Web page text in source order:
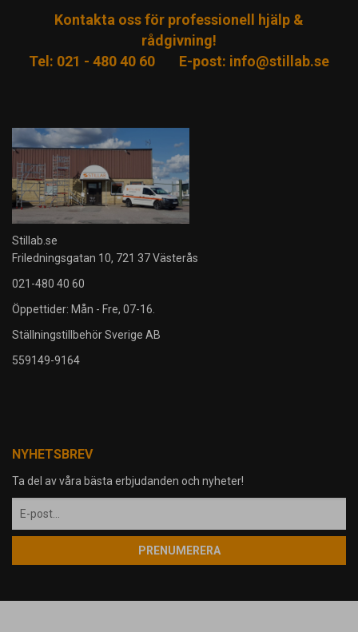
Kontakta oss för professionell hjälp &
rådgivning!
Tel: 021 - 480 40 60
E-post: info@stillab.se
Stillab.se
Friledningsgatan 10, 721 37 Västerås
021-480 40 60
Öppettider: Mån - Fre, 07-16.
Ställningstillbehör Sverige AB
559149-9164
NYHETSBREV
Ta del av våra bästa erbjudanden och nyheter!
PRENUMERERA